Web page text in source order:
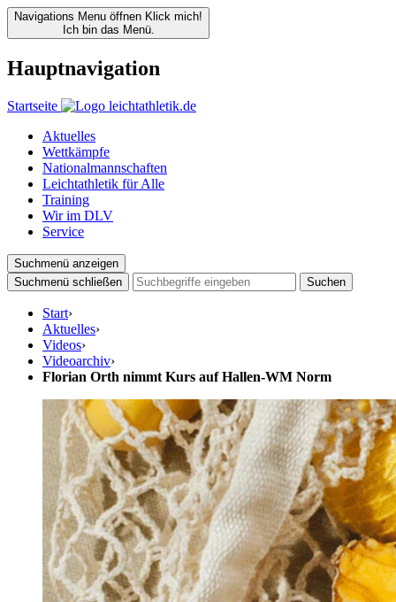
Navigations Menu öffnen Klick mich!
Ich bin das Menü.
Hauptnavigation
Startseite
Aktuelles
Wettkämpfe
Nationalmannschaften
Leichtathletik für Alle
Training
Wir im DLV
Service
Suchmenü anzeigen
Suchmenü schließen
Suchen
Start›
Aktuelles›
Videos›
Videoarchiv›
Florian Orth nimmt Kurs auf Hallen-WM Norm